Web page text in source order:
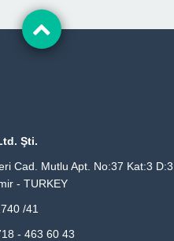
Şti.
Cad. Mutlu Apt. No:37 Kat:3 D:3
- TURKEY
/41
- 463 60 43